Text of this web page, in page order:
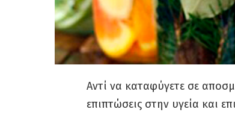
Αντί να καταφύγετε σε
επιπτώσεις στην υγεία και